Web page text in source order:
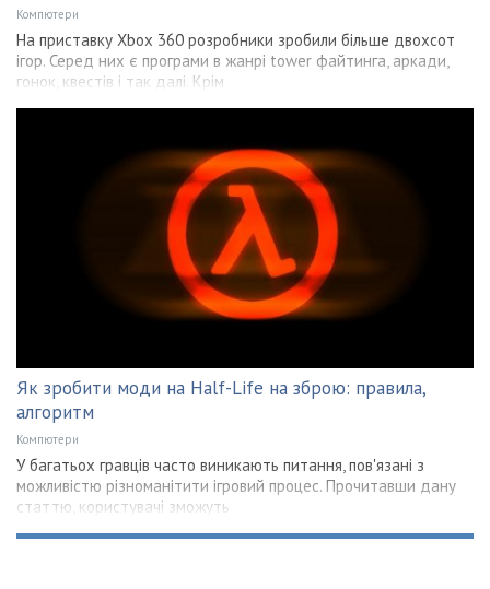
Компютери
На приставку Xbox 360 розробники зробили більше двохсот
ігор. Серед них є програми в жанрі tower файтинга, аркади,
гонок, квестів і так далі. Крім
Як зробити моди на Half-Life на зброю: правила,
алгоритм
Компютери
У багатьох гравців часто виникають питання, пов'язані з
можливістю різноманітити ігровий процес. Прочитавши дану
статтю, користувачі зможуть